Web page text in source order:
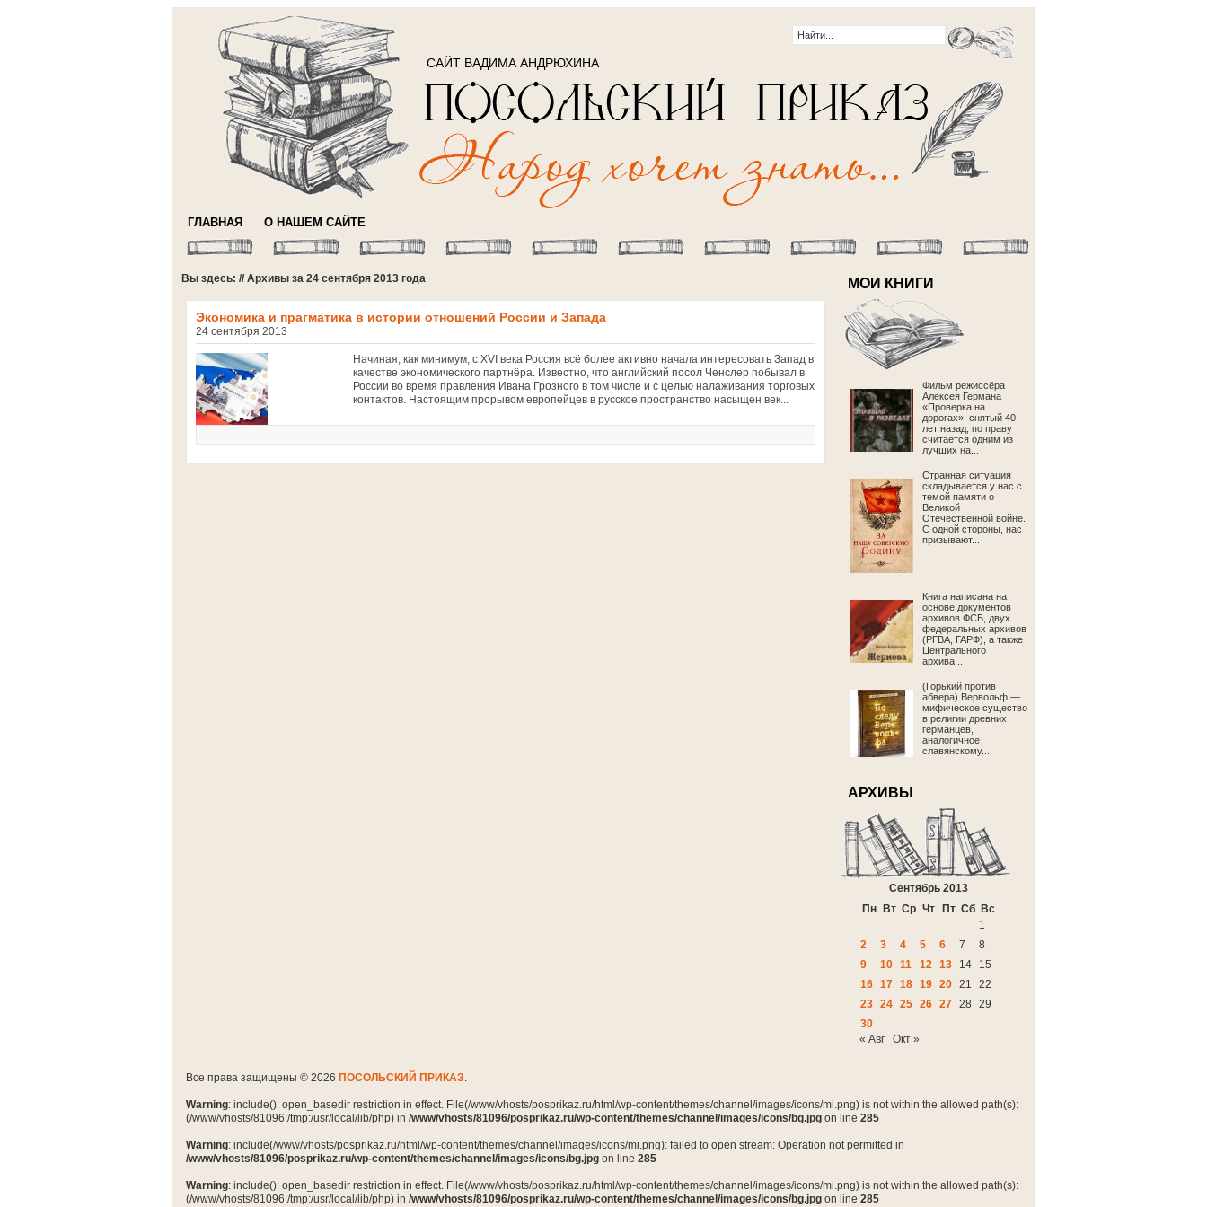
САЙТ ВАДИМА АНДРЮХИНА
ГЛАВНАЯ О НАШЕМ САЙТЕ
Вы здесь: // Архивы за 24 сентября 2013 года
Экономика и прагматика в истории отношений России и Запада
24 сентября 2013
Начиная, как минимум, с XVI века Россия всё более активно начала интересовать Запад в
качестве экономического партнёра. Известно, что английский посол Ченслер побывал в
России во время правления Ивана Грозного в том числе и с целью налаживания торговых
контактов. Настоящим прорывом европейцев в русское пространство насыщен век...
МОИ КНИГИ
Фильм режиссёра
Алексея Германа
«Проверка на
дорогах», снятый 40
лет назад, по праву
считается одним из
лучших на...
Странная ситуация
складывается у нас с
темой памяти о
Великой
Отечественной войне.
С одной стороны, нас
призывают...
Книга написана на
основе документов
архивов ФСБ, двух
федеральных архивов
(РГВА, ГАРФ), а также
Центрального
архива...
(Горький против
абвера) Вервольф —
мифическое существо
в религии древних
германцев,
аналогичное
славянскому...
АРХИВЫ
Сентябрь 2013
Пн
Вт Ср Чт Пт Сб Вс
1
2
3 4 5 6 7
8
9
10 11 12 13 14
15
16 17 18 19 20 21
22
23 24 25 26 27 28
29
30
« Авг
Окт »
Все права защищены © 2026 ПОСОЛЬСКИЙ ПРИКАЗ.
Warning: include(): open_basedir restriction in effect. File(/www/vhosts/posprikaz.ru/html/wp-content/themes/channel/images/icons/mi.png) is not within the allowed path(s):
(/www/vhosts/81096:/tmp:/usr/local/lib/php) in /www/vhosts/81096/posprikaz.ru/wp-content/themes/channel/images/icons/bg.jpg on line 285
Warning: include(/www/vhosts/posprikaz.ru/html/wp-content/themes/channel/images/icons/mi.png): failed to open stream: Operation not permitted in
/www/vhosts/81096/posprikaz.ru/wp-content/themes/channel/images/icons/bg.jpg on line 285
Warning: include(): open_basedir restriction in effect. File(/www/vhosts/posprikaz.ru/html/wp-content/themes/channel/images/icons/mi.png) is not within the allowed path(s):
(/www/vhosts/81096:/tmp:/usr/local/lib/php) in /www/vhosts/81096/posprikaz.ru/wp-content/themes/channel/images/icons/bg.jpg on line 285